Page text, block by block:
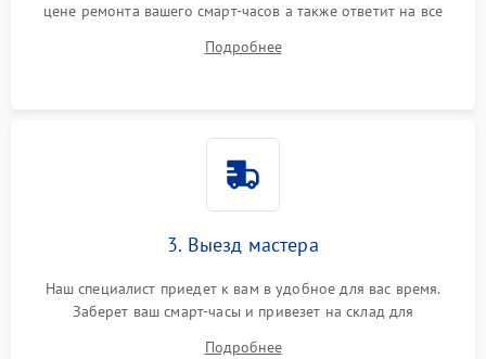
цене ремонта вашего смарт-часов а также ответит на все
Подробнее
3. Выезд мастера
Наш специалист приедет к вам в удобное для вас время.
Заберет ваш смарт-часы и привезет на склад для
Подробнее